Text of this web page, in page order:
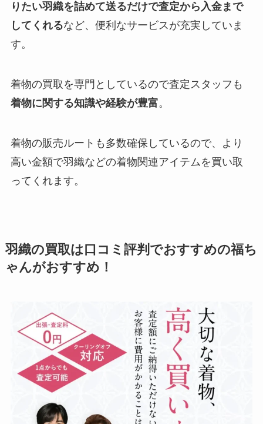
りたい羽織を詰めて送るだけで査定から入金まで
してくれるなど、便利なサービスが充実していま
す。
着物の買取を専門としているので査定スタッフも
着物に関する知識や経験が豊富。
着物の販売ルートも多数確保しているので、より
高い金額で羽織などの着物関連アイテムを買い取
ってくれます。
羽織の買取は口コミ評判でおすすめの福ち
ゃんがおすすめ！